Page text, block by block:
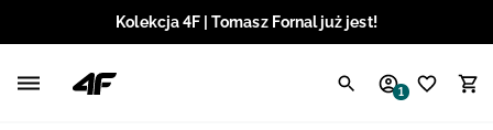
Kolekcja 4F | Tomasz Fornal już jest!
1